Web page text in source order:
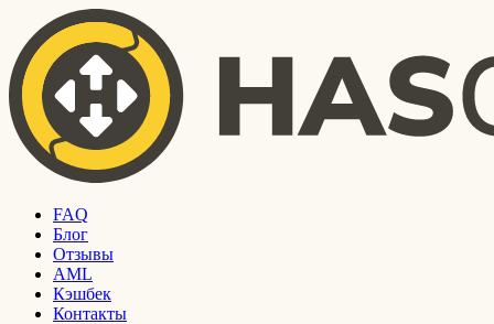
FAQ
Блог
Отзывы
AML
Кэшбек
Контакты